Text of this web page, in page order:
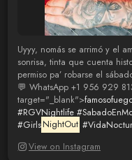
Uyyy, nomás se arrimó y el
sonrisa, tinta que cuenta
permiso pa’ robarse el
💬 WhatsApp +1 956 929
target="_blank">
#RGVNightlife
#GirlsNightOut
View on Instagram